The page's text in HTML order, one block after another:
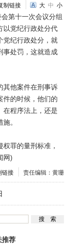
制链接 大 中 小
第十一次会议分组
以党纪行政处分代
党纪行政处分，就
事处罚，这就造成
他案件在刑事诉
件的时候，他们的
在程序法上，还是
。
罪的量刑标准，
网)
链接 责任编辑：黄珊
推荐